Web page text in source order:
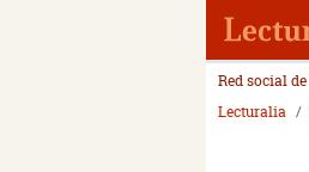
Red social
Lecturalia